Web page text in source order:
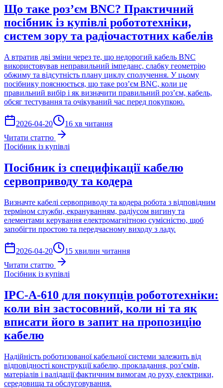
Що таке роз’єм BNC? Практичний
посібник із купівлі робототехніки,
систем зору та радіочастотних кабелів
A втратив дві зміни через те, що недорогий кабель BNC
використовував неправильний імпеданс, слабку геометрію
обжиму та відсутність плану циклу сполучення. У цьому
посібнику пояснюється, що таке роз’єм BNC, коли це
правильний вибір і як визначити правильний роз’єм, кабель,
обсяг тестування та очікуваний час перед покупкою.
2026-04-20
16 хв читання
Читати статтю
Посібник із купівлі
Посібник із специфікації кабелю
сервоприводу та кодера
Визначте кабелі сервоприводу та кодера робота з відповідним
терміном служби, екрануванням, радіусом вигину та
елементами керування електромагнітною сумісністю, щоб
запобігти простою та передчасному виходу з ладу.
2026-04-20
15 хвилин читання
Читати статтю
Посібник із купівлі
IPC-A-610 для покупців робототехніки:
коли він застосовний, коли ні та як
вписати його в запит на пропозицію
кабелю
Надійність роботизованої кабельної системи залежить від
відповідності конструкції кабелю, прокладання, роз’ємів,
матеріалів і валідації фактичним вимогам до руху, електрики,
середовища та обслуговування.